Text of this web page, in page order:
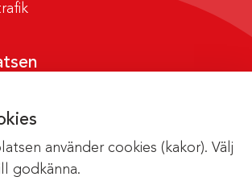
använder cookies (kakor). Välj
godkänna.